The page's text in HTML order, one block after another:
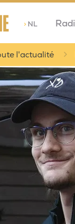
>NL
l'actualité